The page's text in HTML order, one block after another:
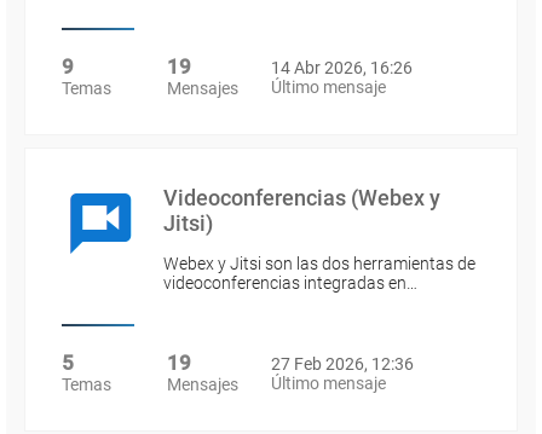
9
Temas
19
Mensajes
14 Abr 2026, 16:26
Último mensaje
Videoconferencias (Webex y
Jitsi)
Webex y Jitsi son las dos herramientas de
videoconferencias integradas en…
5
Temas
19
Mensajes
27 Feb 2026, 12:36
Último mensaje